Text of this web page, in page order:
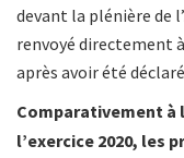
devant la plénière de
renvoyé directement
après avoir été
Comparativement à
l’exercice 2020, les